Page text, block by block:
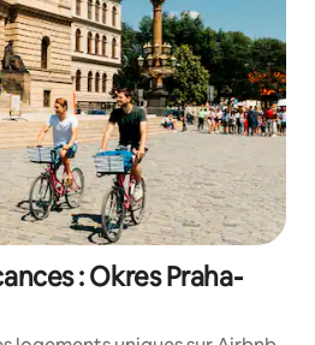
: Okres Praha-